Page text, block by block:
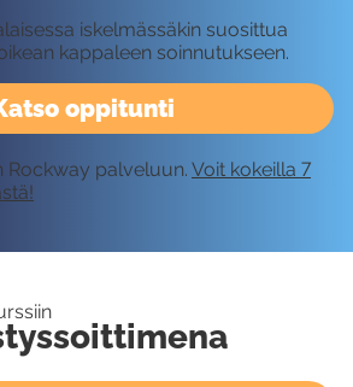
oppitunti
iskelmässäkin suosittua
kappaleen soinnutukseen.
Rockway palveluun. Voit kokeilla 7